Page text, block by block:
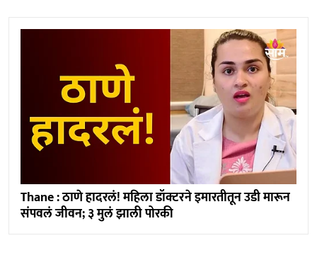
Thane : ठाणे हादरलं! महिला डॉक्टरने इमारतीतून उडी मारून
संपवलं जीवन; ३ मुलं झाली पोरकी